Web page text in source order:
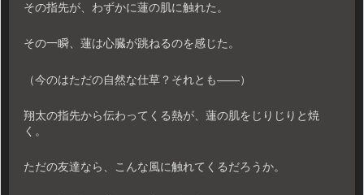
その指先が、わずかに蓮の肌に触れた。
その一瞬、蓮は心臓が跳ねるのを感じた。
（今のはただの自然な仕草？それとも――）
翔太の指先から伝わってくる熱が、蓮の肌をじりじりと焼
く。
ただの友達なら、こんな風に触れてくるだろうか。